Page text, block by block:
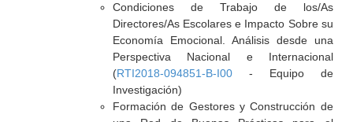
Condiciones de Trabajo de los/As
Directores/As Escolares e Impacto Sobre su
Economía Emocional. Análisis desde una
Perspectiva Nacional e Internacional
(RTI2018-094851-B-I00- Equipo de
Investigación)
Formación de Gestores y Construcción de